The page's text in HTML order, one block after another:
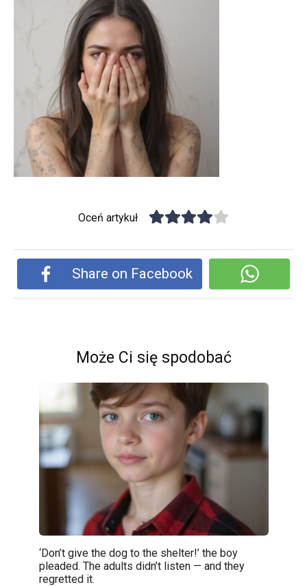
Oceń artykuł
Share on Facebook
Może Ci się spodobać
‘Don’t give the dog to the shelter!’ the boy
pleaded. The adults didn’t listen — and they
regretted it.